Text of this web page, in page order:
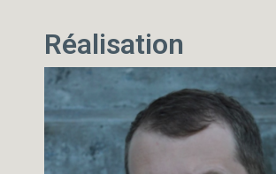
Réalisation